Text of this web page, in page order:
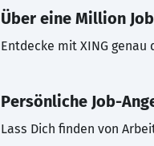
Über eine Million
Entdecke mit XING genau
Persönliche Job-
Lass Dich finden von